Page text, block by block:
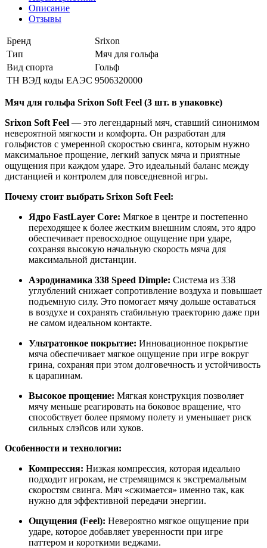
Описание
Отзывы
Бренд
Srixon
Тип
Мяч для гольфа
Вид спорта
Гольф
ТН ВЭД коды ЕАЭС 9506320000
Мяч для гольфа Srixon Soft Feel (3 шт. в упаковке)
Srixon Soft Feel — это легендарный мяч, ставший синонимом
невероятной мягкости и комфорта. Он разработан для
гольфистов с умеренной скоростью свинга, которым нужно
максимальное прощение, легкий запуск мяча и приятные
ощущения при каждом ударе. Это идеальный баланс между
дистанцией и контролем для повседневной игры.
Почему стоит выбрать Srixon Soft Feel:
Ядро FastLayer Core: Мягкое в центре и постепенно
переходящее к более жестким внешним слоям, это ядро
обеспечивает превосходное ощущение при ударе,
сохраняя высокую начальную скорость мяча для
максимальной дистанции.
Аэродинамика 338 Speed Dimple: Система из 338
углублений снижает сопротивление воздуха и повышает
подъемную силу. Это помогает мячу дольше оставаться
в воздухе и сохранять стабильную траекторию даже при
не самом идеальном контакте.
Ультратонкое покрытие: Инновационное покрытие
мяча обеспечивает мягкое ощущение при игре вокруг
грина, сохраняя при этом долговечность и устойчивость
к царапинам.
Высокое прощение: Мягкая конструкция позволяет
мячу меньше реагировать на боковое вращение, что
способствует более прямому полету и уменьшает риск
сильных слэйсов или хуков.
Особенности и технологии:
Компрессия: Низкая компрессия, которая идеально
подходит игрокам, не стремящимся к экстремальным
скоростям свинга. Мяч «сжимается» именно так, как
нужно для эффективной передачи энергии.
Ощущения (Feel): Невероятно мягкое ощущение при
ударе, которое добавляет уверенности при игре
паттером и короткими веджами.